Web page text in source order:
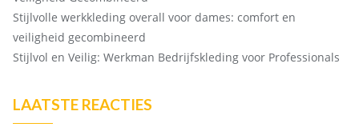
Stijlvolle werkkleding overall voor dames: comfort en
veiligheid gecombineerd
Stijlvol en Veilig: Werkman Bedrijfskleding voor Professionals
LAATSTE REACTIES